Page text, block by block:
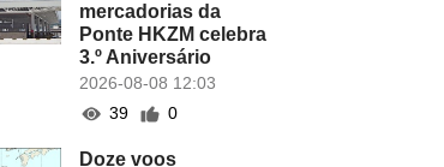
mercadorias da
Ponte HKZM celebra
3.º Aniversário
2026-08-08 12:03
39
0
Doze voos